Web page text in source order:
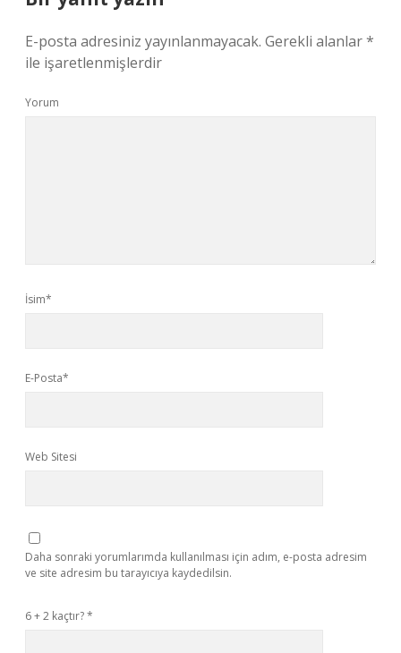
E-posta adresiniz yayınlanmayacak. Gerekli alanlar*
ile işaretlenmişlerdir
Yorum
İsim*
E-Posta*
Web Sitesi
Daha sonraki yorumlarımda kullanılması için adım, e-posta adresim
ve site adresim bu tarayıcıya kaydedilsin.
6 + 2 kaçtır?*